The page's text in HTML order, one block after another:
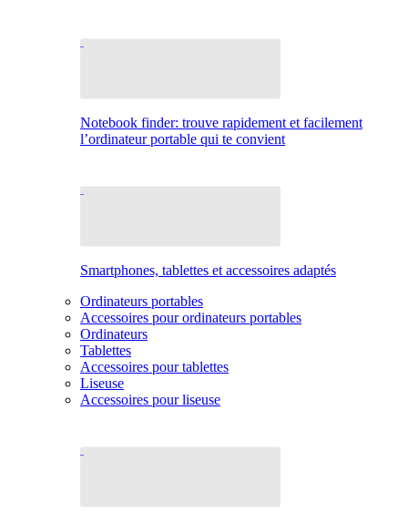
Notebook finder: trouve rapidement et facilement
l’ordinateur portable qui te convient
Smartphones, tablettes et accessoires adaptés
Ordinateurs portables
Accessoires pour ordinateurs portables
Ordinateurs
Tablettes
Accessoires pour tablettes
Liseuse
Accessoires pour liseuse